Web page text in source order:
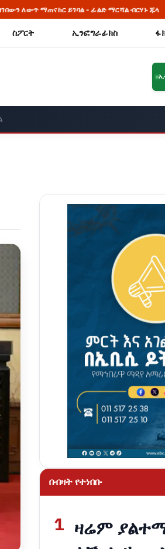
ማርሻል ብርሃኑ ጁላ 🔥 ዶ/ር መቅደስ ዳባ
ስፖርት ኢንፎግራፊክስ
በብዛት የተነበቡ
1 ዛሬም